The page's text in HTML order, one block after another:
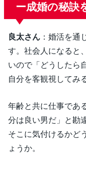
ー成婚の秘訣
良太さん ：婚活を通
す。社会人になると
いので「どうしたら
自分を客観視してみ
年齢と共に仕事であ
分は良い男だ」と勘
そこに気付けるかど
ょうか。